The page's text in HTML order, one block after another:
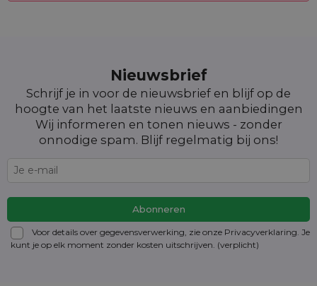
Nieuwsbrief
Schrijf je in voor de nieuwsbrief en blijf op de
hoogte van het laatste nieuws en aanbiedingen
Wij informeren en tonen nieuws - zonder
onnodige spam. Blijf regelmatig bij ons!
Voor details over gegevensverwerking, zie onze Privacyverklaring. Je
kunt je op elk moment zonder kosten uitschrijven. (verplicht)